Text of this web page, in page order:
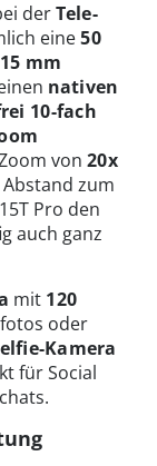
derTele-
eine50
mm
nativen
10-fach
von 20x
zum
Pro den
auch ganz
mit 120
oder
Kamera
für Social